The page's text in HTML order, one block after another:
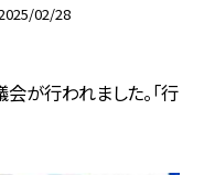
02/28
が行われました。「行